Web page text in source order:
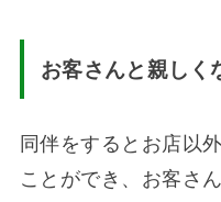
お客さんと親しく
同伴をするとお店以
ことができ、お客さ